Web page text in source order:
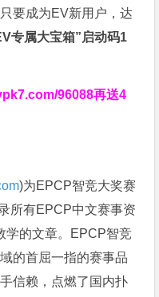
要成为EV新用户，达
专属大宝箱”启动码1
96088再送4
)为EPCP智竞大奖赛
所有EPCP中文赛事资
学的文章。EPCP智竞
的首屈一指的赛事品
信赖，点燃了国内扑